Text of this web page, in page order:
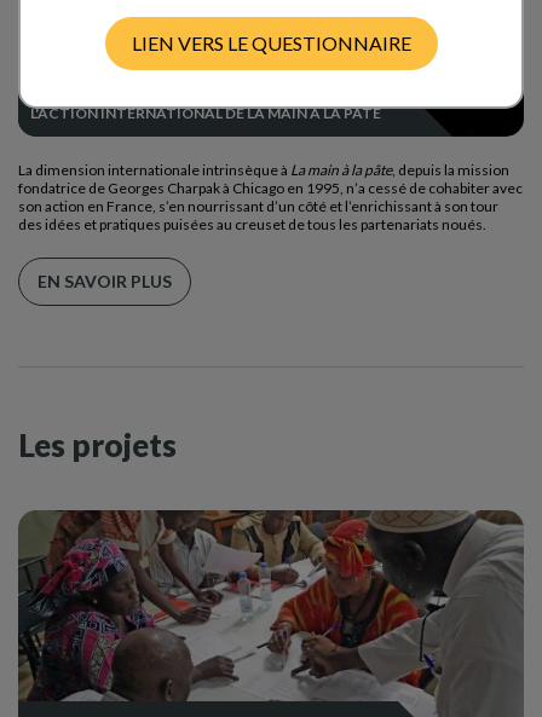
L'ACTION INTERNATIONAL DE LA MAIN À LA PÂTE
La dimension internationale intrinsèque à La main à la pâte, depuis la mission
fondatrice de Georges Charpak à Chicago en 1995, n’a cessé de cohabiter avec
son action en France, s’en nourrissant d’un côté et l’enrichissant à son tour
des idées et pratiques puisées au creuset de tous les partenariats noués.
EN SAVOIR PLUS
Les projets
LIEN VERS LE QUESTIONNAIRE